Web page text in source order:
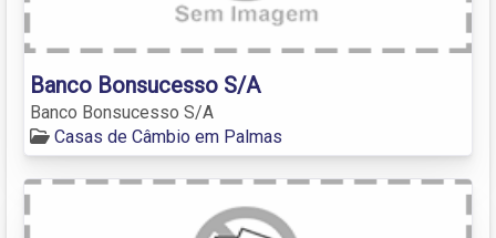
Banco Bonsucesso S/A
Banco Bonsucesso S/A
Casas de Câmbio em Palmas